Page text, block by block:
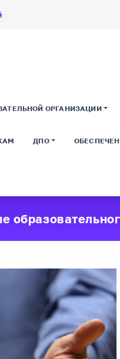
ОРГАНИЗАЦИИ
ДПО